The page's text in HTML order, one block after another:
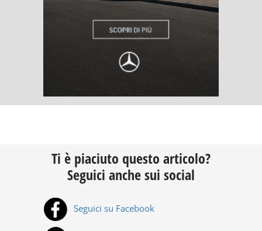
Ti è piaciuto questo articolo?
Seguici anche sui social
Seguici su Facebook